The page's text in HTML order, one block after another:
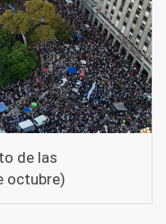
de las
octubre)